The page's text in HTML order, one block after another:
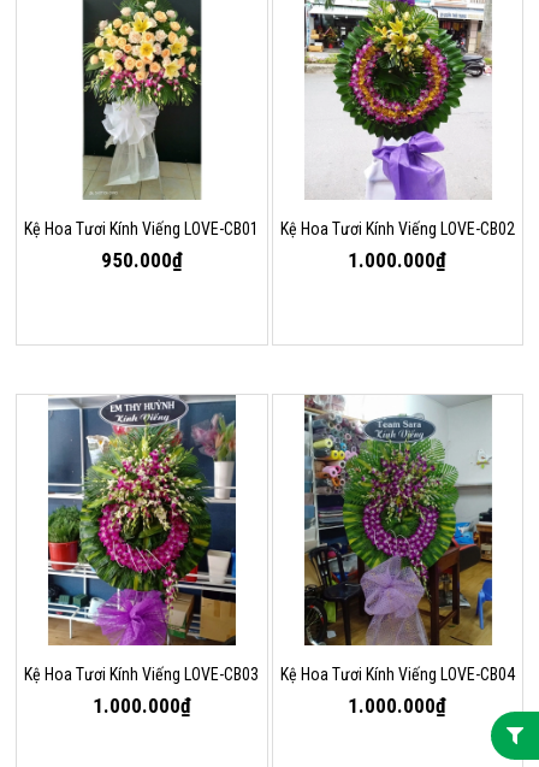
Kệ Hoa Tươi Kính Viếng LOVE-CB01
950.000₫
Kệ Hoa Tươi Kính Viếng LOVE-CB02
1.000.000₫
Kệ Hoa Tươi Kính Viếng LOVE-CB03
1.000.000₫
Kệ Hoa Tươi Kính Viếng LOVE-CB04
1.000.000₫